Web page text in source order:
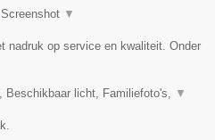
Screenshot ▼
nadruk op service en kwaliteit. Onder
Beschikbaar licht, Familiefoto's, ▼